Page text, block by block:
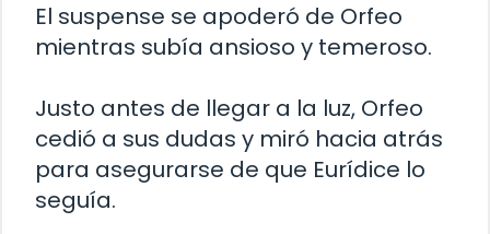
El suspense se apoderó de Orfeo
mientras subía ansioso y temeroso.
Justo antes de llegar a la luz, Orfeo
cedió a sus dudas y miró hacia atrás
para asegurarse de que Eurídice lo
seguía.